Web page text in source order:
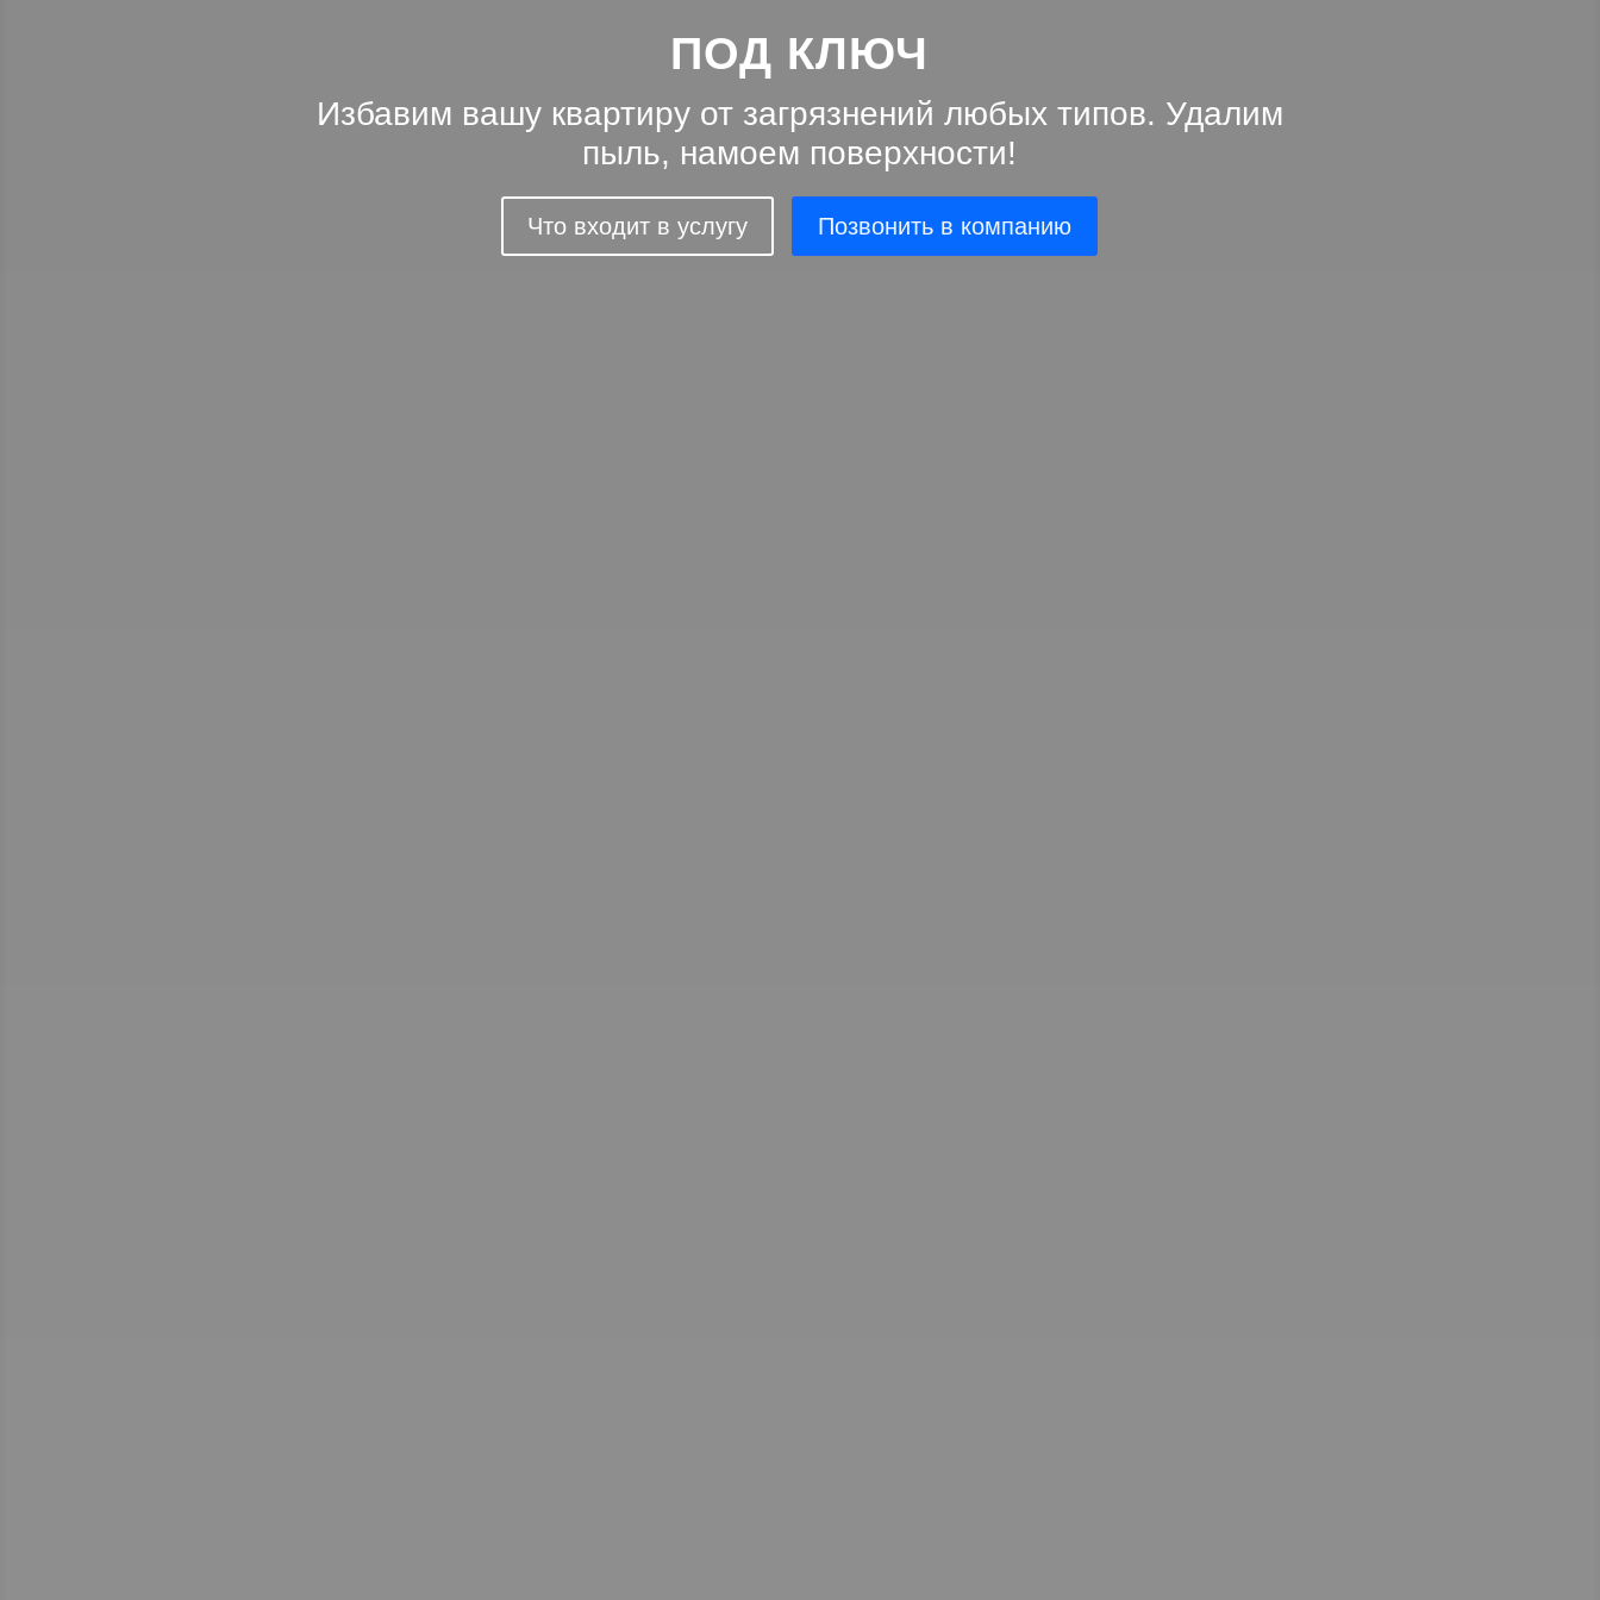
ПОД КЛЮЧ
Избавим вашу квартиру от загрязнений любых типов. Удалим
пыль, намоем поверхности!
Что входит в услугу Позвонить в компанию